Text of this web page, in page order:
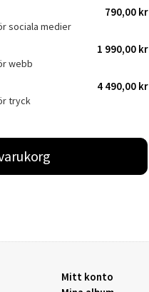
790,00 kr
sociala medier
1 990,00 kr
webb
4 490,00 kr
tryck
Mitt konto